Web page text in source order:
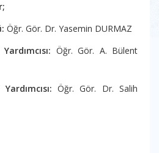
Öğr. Gör. Dr. Yasemin DURMAZ
Öğr. Gör. A. Bülent
Öğr. Gör. Dr. Salih